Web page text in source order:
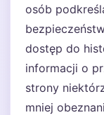
osób
dostęp do
informacji o
strony
mniej